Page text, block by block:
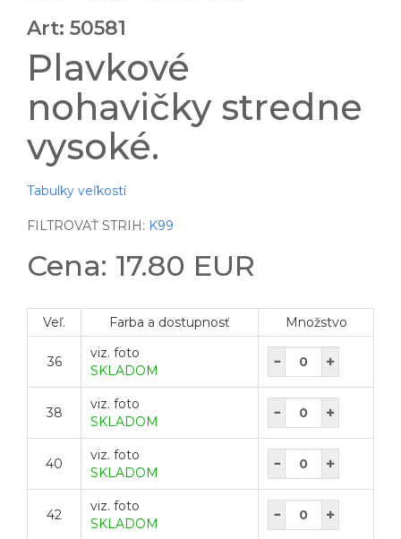
Art: 50581
Plavkové
nohavičky stredne
vysoké.
Tabulky veľkostí
FILTROVAŤ STRIH: K99
Cena: 17.80 EUR
Veľ. Farba a dostupnosť Množstvo
36
viz. foto
SKLADOM
38
viz. foto
SKLADOM
40
viz. foto
SKLADOM
42
viz. foto
SKLADOM